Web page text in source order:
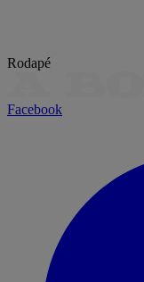
Rodapé
Facebook